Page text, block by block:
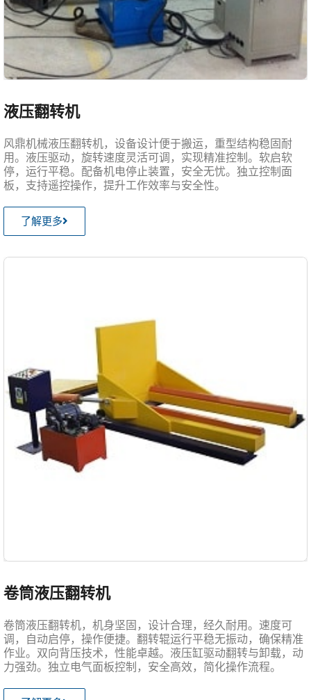
液压翻转机
风鼎机械液压翻转机，设备设计便于搬运，重型结构稳固耐
用。液压驱动，旋转速度灵活可调，实现精准控制。软启软
停，运行平稳。配备机电停止装置，安全无忧。独立控制面
板，支持遥控操作，提升工作效率与安全性。
了解更多
卷筒液压翻转机
卷筒液压翻转机，机身坚固，设计合理，经久耐用。速度可
调，自动启停，操作便捷。翻转辊运行平稳无振动，确保精准
作业。双向背压技术，性能卓越。液压缸驱动翻转与卸载，动
力强劲。独立电气面板控制，安全高效，简化操作流程。